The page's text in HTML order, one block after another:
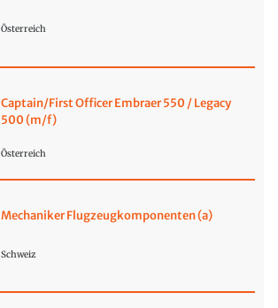
Österreich
Captain/First Officer Embraer 550 / Legacy
500 (m/f)
Österreich
Mechaniker Flugzeugkomponenten (a)
Schweiz